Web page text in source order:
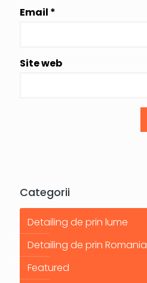
Email *
Site web
Categorii
Detailing de prin lume
Detailing de prin Romania
Featured